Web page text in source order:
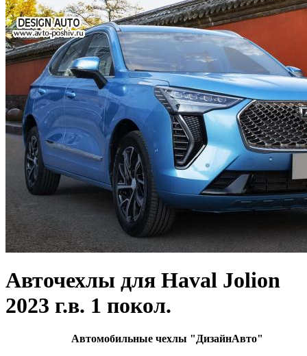
Авточехлы для Haval Jolion
2023 г.в. 1 покол.
Автомобильные чехлы "ДизайнАвто"